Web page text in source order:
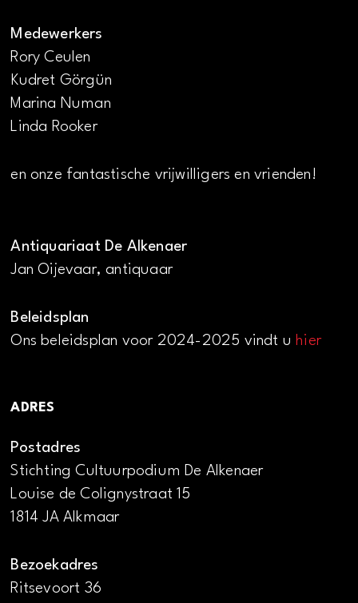
Medewerkers
Rory Ceulen
Kudret Görgün
Marina Numan
Linda Rooker
en onze fantastische vrijwilligers en vrienden!
Antiquariaat De Alkenaer
Jan Oijevaar, antiquaar
Beleidsplan
Ons beleidsplan voor 2024-2025 vindt uhier
ADRES
Postadres
Stichting Cultuurpodium De Alkenaer
Louise de Colignystraat 15
1814 JA Alkmaar
Bezoekadres
Ritsevoort 36